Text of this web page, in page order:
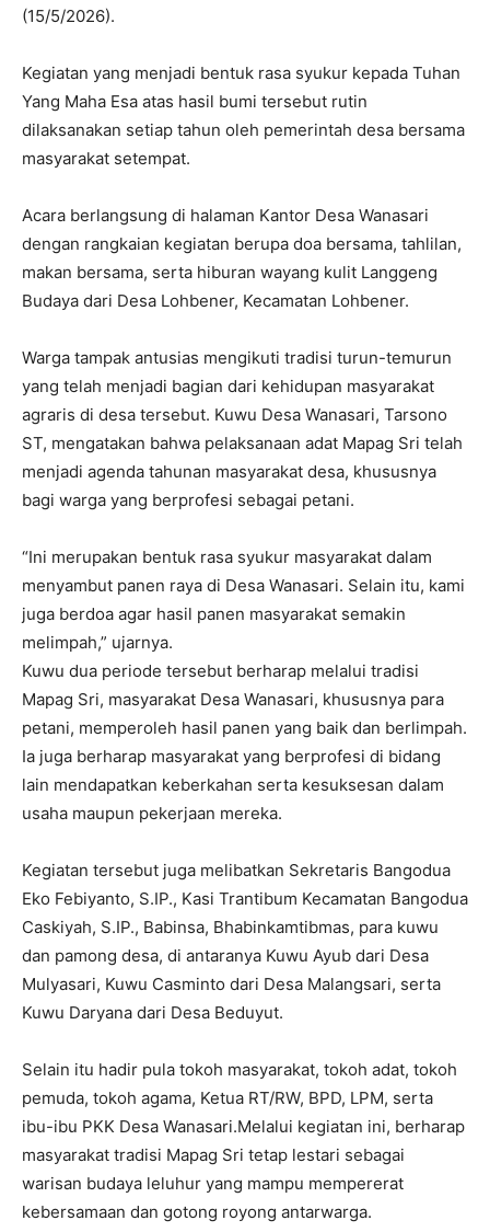
(15/5/2026).
Kegiatan yang menjadi bentuk rasa syukur kepada Tuhan
Yang Maha Esa atas hasil bumi tersebut rutin
dilaksanakan setiap tahun oleh pemerintah desa bersama
masyarakat setempat.
Acara berlangsung di halaman Kantor Desa Wanasari
dengan rangkaian kegiatan berupa doa bersama, tahlilan,
makan bersama, serta hiburan wayang kulit Langgeng
Budaya dari Desa Lohbener, Kecamatan Lohbener.
Warga tampak antusias mengikuti tradisi turun-temurun
yang telah menjadi bagian dari kehidupan masyarakat
agraris di desa tersebut. Kuwu Desa Wanasari, Tarsono
ST, mengatakan bahwa pelaksanaan adat Mapag Sri telah
menjadi agenda tahunan masyarakat desa, khususnya
bagi warga yang berprofesi sebagai petani.
“Ini merupakan bentuk rasa syukur masyarakat dalam
menyambut panen raya di Desa Wanasari. Selain itu, kami
juga berdoa agar hasil panen masyarakat semakin
melimpah,” ujarnya.
Kuwu dua periode tersebut berharap melalui tradisi
Mapag Sri, masyarakat Desa Wanasari, khususnya para
petani, memperoleh hasil panen yang baik dan berlimpah.
Ia juga berharap masyarakat yang berprofesi di bidang
lain mendapatkan keberkahan serta kesuksesan dalam
usaha maupun pekerjaan mereka.
Kegiatan tersebut juga melibatkan Sekretaris Bangodua
Eko Febiyanto, S.IP., Kasi Trantibum Kecamatan Bangodua
Caskiyah, S.IP., Babinsa, Bhabinkamtibmas, para kuwu
dan pamong desa, di antaranya Kuwu Ayub dari Desa
Mulyasari, Kuwu Casminto dari Desa Malangsari, serta
Kuwu Daryana dari Desa Beduyut.
Selain itu hadir pula tokoh masyarakat, tokoh adat, tokoh
pemuda, tokoh agama, Ketua RT/RW, BPD, LPM, serta
ibu-ibu PKK Desa Wanasari.Melalui kegiatan ini, berharap
masyarakat tradisi Mapag Sri tetap lestari sebagai
warisan budaya leluhur yang mampu mempererat
kebersamaan dan gotong royong antarwarga.